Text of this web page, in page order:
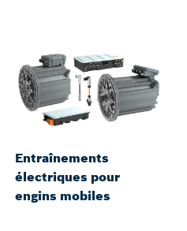
Entraînements
électriques pour
engins mobiles